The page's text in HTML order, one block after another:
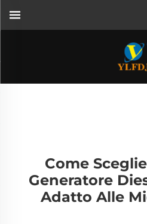
Come
Generatore
Adatto Alle